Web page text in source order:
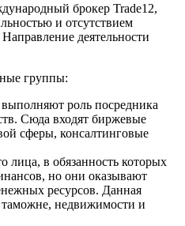
брокер Trade12,
и отсутствием
деятельности
группы:
роль посредника
Сюда входят биржевые
сферы, консалтинговые
в обязанность которых
но они оказывают
ресурсов. Данная
таможне, недвижимости и